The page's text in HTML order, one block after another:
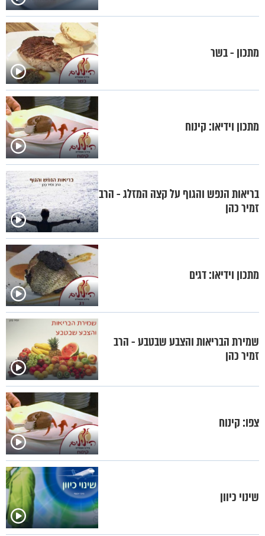
מתכון - בשר
מתכון וידיאו: קינוח
בריאות הנפש והגוף על קצה המזלג - הרב
זמיר כהן
מתכון וידיאו: דגים
שמירת הבריאות והצבע שבטבע - הרב
זמיר כהן
צפו: קינוח
שינוי כיוון